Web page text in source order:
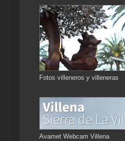
Fotos villeneros y villeneras
Avamet Webcam Villena